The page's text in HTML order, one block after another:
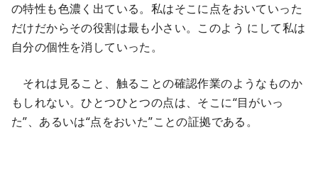
の特性も色濃く出ている。私はそこに点をおいていった
だけだからその役割は最も小さい。このよう にして私は
自分の個性を消していった。
それは見ること、触ることの確認作業のようなものか
もしれない。ひとつひとつの点は、そこに“目がいっ
た”、あるいは“点をおいた”ことの証拠である。